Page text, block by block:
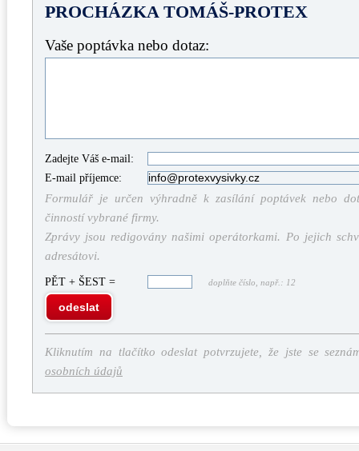
PROCHÁZKA TOMÁŠ-PROTEX
Vaše poptávka nebo dotaz:
Zadejte Váš e-mail:
E-mail příjemce:
Formulář je určen výhradně k zasílání poptávek nebo
činností vybrané firmy.
Zprávy jsou redigovány našimi operátorkami. Po jejich
adresátovi.
PĚT + ŠEST = doplňte číslo, např.: 12
odeslat
Kliknutím na tlačítko odeslat potvrzujete, že jste se
osobních údajů